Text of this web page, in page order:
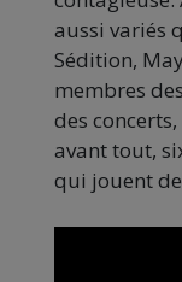
aussi variés
Sédition,
membres
des
avant tout,
qui jouent